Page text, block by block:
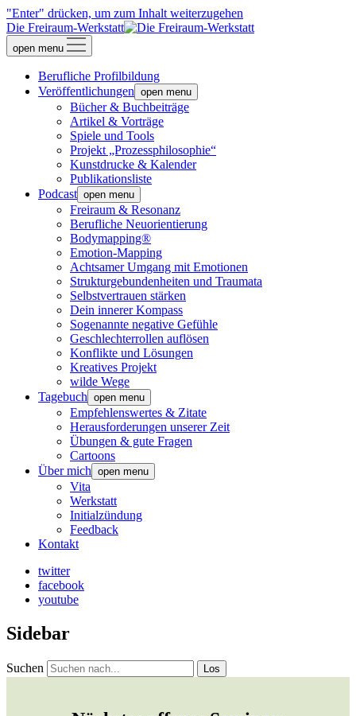
"Enter" drücken, um zum Inhalt weiterzugehen
Die Freiraum-Werkstatt
open menu
Berufliche Profilbildung
Veröffentlichungen open menu
Bücher & Buchbeiträge
Artikel & Vorträge
Spiele und Tools
Projekt „Prozessphilosophie“
Kunstdrucke & Kalender
Publikationsliste
Podcast open menu
Freiraum & Resonanz
Berufliche Neuorientierung
Bodymapping®
Emotion-Mapping
Achtsamer Umgang mit Emotionen
Strukturgebundenheiten und Traumata
Selbstvertrauen stärken
Dein innerer Kompass
Sogenannte negative Gefühle
Geschlechterrollen auflösen
Konflikte und Lösungen
Kreatives Projekt
wilde Wege
Tagebuch open menu
Empfehlenswertes & Zitate
Herausforderungen unserer Zeit
Übungen & gute Fragen
Cartoons
Über mich open menu
Vita
Werkstatt
Initialzündung
Feedback
Kontakt
twitter
facebook
youtube
Sidebar
Suchen